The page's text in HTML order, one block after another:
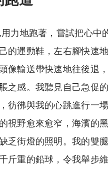
力地跑著，嘗試把心中
的運動鞋，左右腳快速
像輸送帶快速地往後退
之感。我聽見自己急促
彷彿與我的心跳進行一
視野愈來愈窄，海濱的
乏街燈的照明。我的雙
斤重的鉛球，令我舉步維